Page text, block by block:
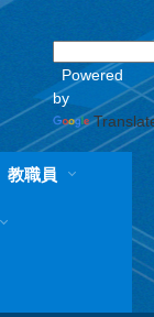
Powered
by
教職員